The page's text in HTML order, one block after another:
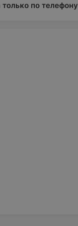
по телефону